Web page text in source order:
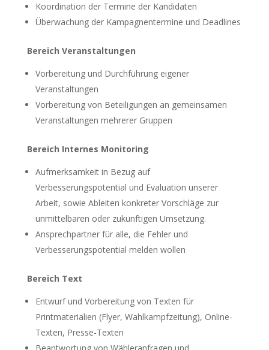
Koordination der Termine der Kandidaten
Überwachung der Kampagnentermine und Deadlines
Bereich Veranstaltungen
Vorbereitung und Durchführung eigener
Veranstaltungen
Vorbereitung von Beteiligungen an gemeinsamen
Veranstaltungen mehrerer Gruppen
Bereich Internes Monitoring
Aufmerksamkeit in Bezug auf
Verbesserungspotential und Evaluation unserer
Arbeit, sowie Ableiten konkreter Vorschläge zur
unmittelbaren oder zukünftigen Umsetzung.
Ansprechpartner für alle, die Fehler und
Verbesserungspotential melden wollen
Bereich Text
Entwurf und Vorbereitung von Texten für
Printmaterialien (Flyer, Wahlkampfzeitung), Online-
Texten, Presse-Texten